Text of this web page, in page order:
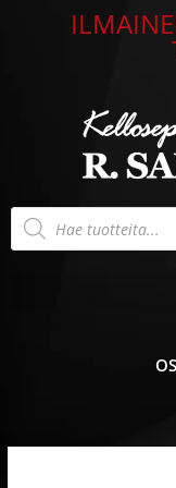
Products
search